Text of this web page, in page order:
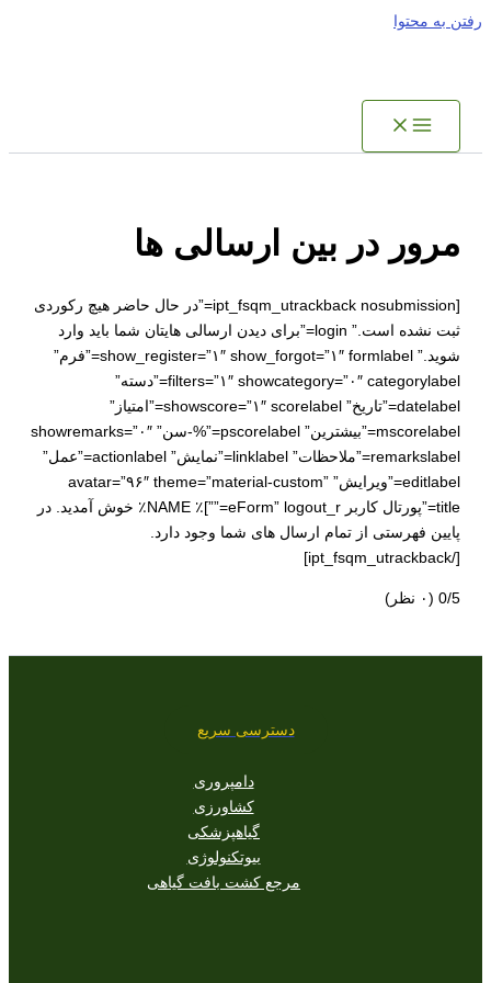
رفتن به محتوا
مرور در بین ارسالی ها
[ipt_fsqm_utrackback nosubmission=”در حال حاضر هیچ رکوردی
ثبت نشده است.” login=”برای دیدن ارسالی هایتان شما باید وارد
شوید.” show_register=”۱″ show_forgot=”۱″ formlabel=”فرم”
filters=”۱″ showcategory=”۰″ categorylabel=”دسته”
datelabel=”تاریخ” showscore=”۱″ scorelabel=”امتیاز”
mscorelabel=”بیشترین” pscorelabel=”%-سن” showremarks=”۰″
remarkslabel=”ملاحظات” linklabel=”نمایش” actionlabel=”عمل”
editlabel=”ویرایش” avatar=”۹۶″ theme=”material-custom”
title=”پورتال کاربر eForm” logout_r=””]٪ NAME٪ خوش آمدید. در
پایین فهرستی از تمام ارسال های شما وجود دارد.
[/ipt_fsqm_utrackback]
‫0/5 ‫(۰ نظر)
دسترسی سریع
دامپروری
کشاورزی
گیاهپزشکی
بیوتکنولوژی
مرجع کشت بافت گیاهی